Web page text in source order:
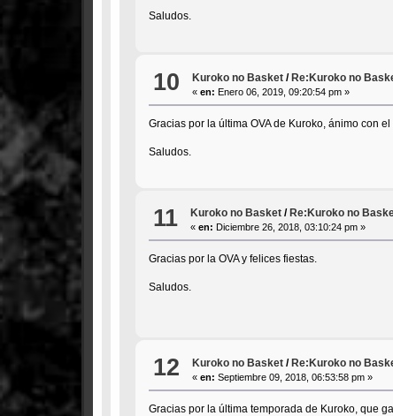
Saludos.
10 Kuroko no Basket /Re:Kuroko no
«en: Enero 06, 2019, 09:20:54 pm »
Gracias por la última OVA de Kuroko, ánimo con el
Saludos.
11 Kuroko no Basket / Re:Kuroko no
«en: Diciembre 26, 2018, 03:10:24 pm »
Gracias por la OVA y felices fiestas.
Saludos.
12 Kuroko no Basket /Re:Kuroko no
«en: Septiembre 09, 2018, 06:53:58 pm »
Gracias por la última temporada de Kuroko, que